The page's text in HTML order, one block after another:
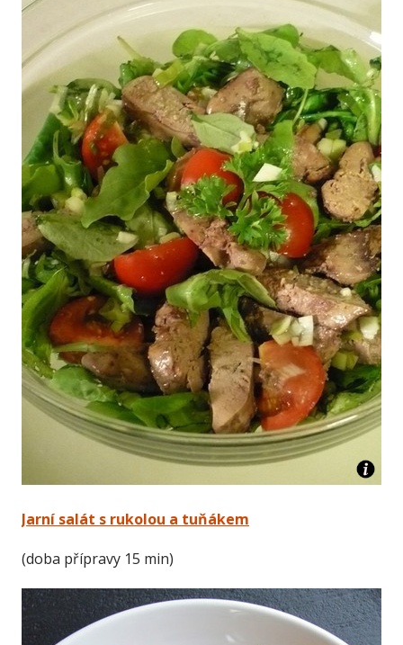
Jarní salát s rukolou a tuňákem
(doba přípravy 15 min)